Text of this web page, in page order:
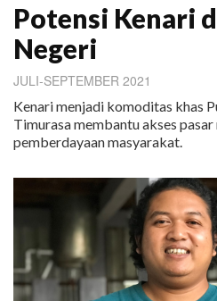
Potensi Kenari
Negeri
JULI-SEPTEMBER 2021
Kenari menjadi komoditas khas
Timurasa membantu akses
pemberdayaan masyarakat.